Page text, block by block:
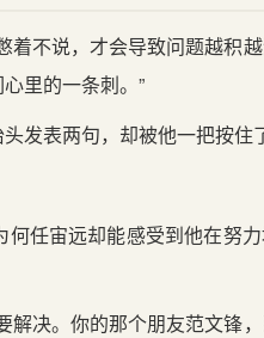
着不说，才会导致问题越积
里的一条刺。”
发表两句，却被他一把按住
任宙远却能感受到他在努
解决。你的那个朋友范文锋